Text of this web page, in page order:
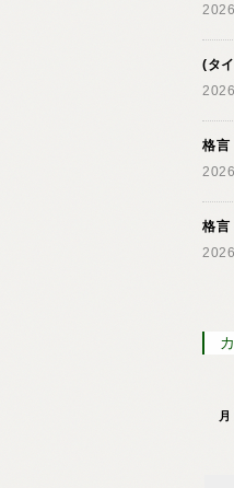
(タ
格言
格言
月